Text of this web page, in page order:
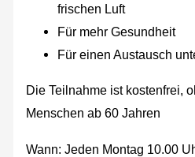
frischen Luft
Für mehr Gesundheit
Für einen Austausch
Die Teilnahme ist kostenfrei,
Menschen ab 60 Jahren
Wann: Jeden Montag 10.00